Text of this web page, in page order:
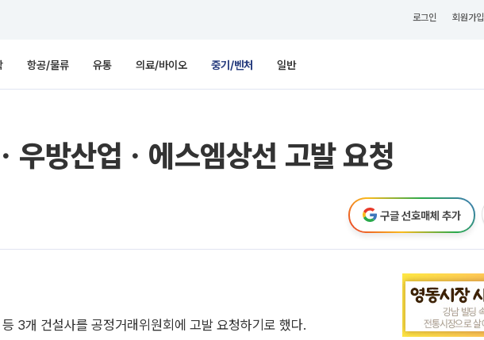
로그인 회원가입
항공/물류 유통 의료/바이오 중기/벤처 일반
우방산업ㆍ에스엠상선 고발 요청
구글 선호매체 추가
3개 건설사를 공정거래위원회에 고발 요청하기로 했다.